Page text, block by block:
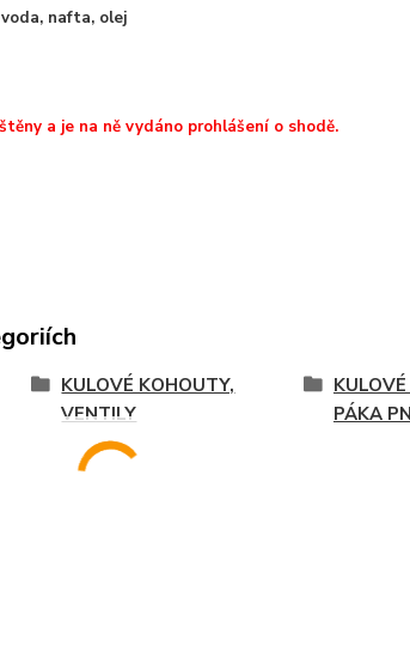
nafta, olej
a je na ně vydáno prohlášení o shodě.
KULOVÉ KOHOUTY,
VENTILY
PÁKA